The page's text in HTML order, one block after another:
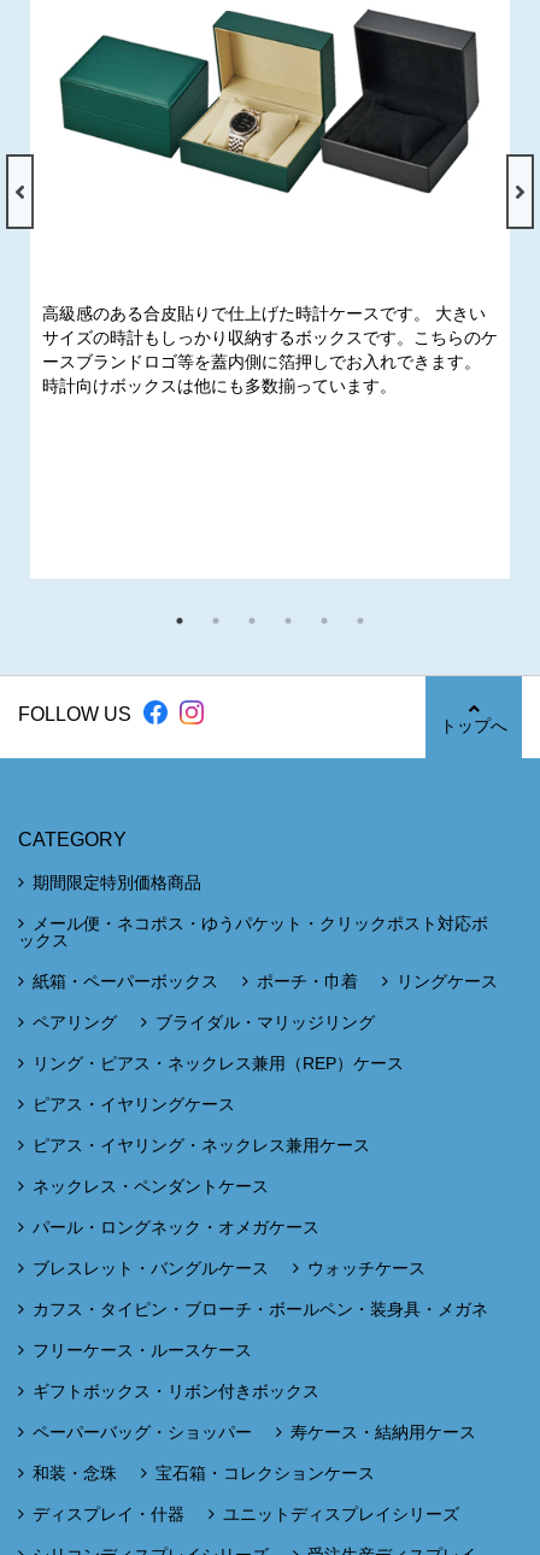
高級感のある合皮貼りで仕上げた時計ケースです。 大きい
サイズの時計もしっかり収納するボックスです。こちらのケ
ースブランドロゴ等を蓋内側に箔押しでお入れできます。
時計向けボックスは他にも多数揃っています。
FOLLOW US
トップへ
CATEGORY
期間限定特別価格商品
メール便・ネコポス・ゆうパケット・クリックポスト対応ボ
ックス
紙箱・ペーパーボックス ポーチ・巾着 リングケース
ペアリング ブライダル・マリッジリング
リング・ピアス・ネックレス兼用（REP）ケース
ピアス・イヤリングケース
ピアス・イヤリング・ネックレス兼用ケース
ネックレス・ペンダントケース
パール・ロングネック・オメガケース
ブレスレット・バングルケース ウォッチケース
カフス・タイピン・ブローチ・ボールペン・装身具・メガネ
フリーケース・ルースケース
ギフトボックス・リボン付きボックス
ペーパーバッグ・ショッパー 寿ケース・結納用ケース
和装・念珠 宝石箱・コレクションケース
ディスプレイ・什器 ユニットディスプレイシリーズ